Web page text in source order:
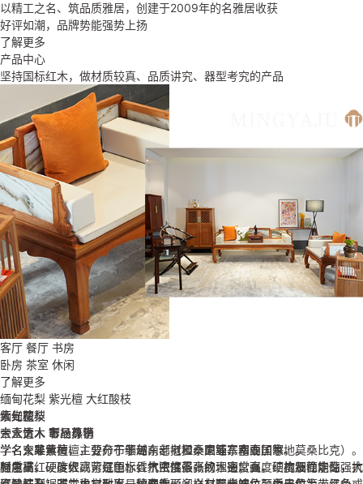
以精工之名、筑品质雅居，创建于2009年的名雅居收获
好评如潮，品牌势能强势上扬
了解更多
产品中心
坚持国标红木，做材质较真、品质讲究、器型考究的产品
客厅 餐厅 书房
卧房 茶室 休闲
了解更多
缅甸花梨 紫光檀 大红酸枝
缅甸花梨
大众情人 市场热销
学名大果紫檀，主要产于缅甸、老挝和泰国等东南亚国家。
颜色桔红、砖红或紫红色，香气浓郁不张扬，密度高、硬度及稳定性强，
紫光檀
帝王之木 彰显身份
学名东非黑黄檀，分布于非洲东部（坦桑尼亚、塞内加尔、莫桑比克）。
材质重，硬度很高，是国标红木密度最高的木头；强度、抗震性能高，抗
大红酸枝
三大贡木 奢品尊享
学名交趾黄檀，主要分布于越南、老挝、柬埔寨和泰国等地。
强度高、硬度大、可沉于水，抗虫性强，纹理通常直，结构细而均匀。大